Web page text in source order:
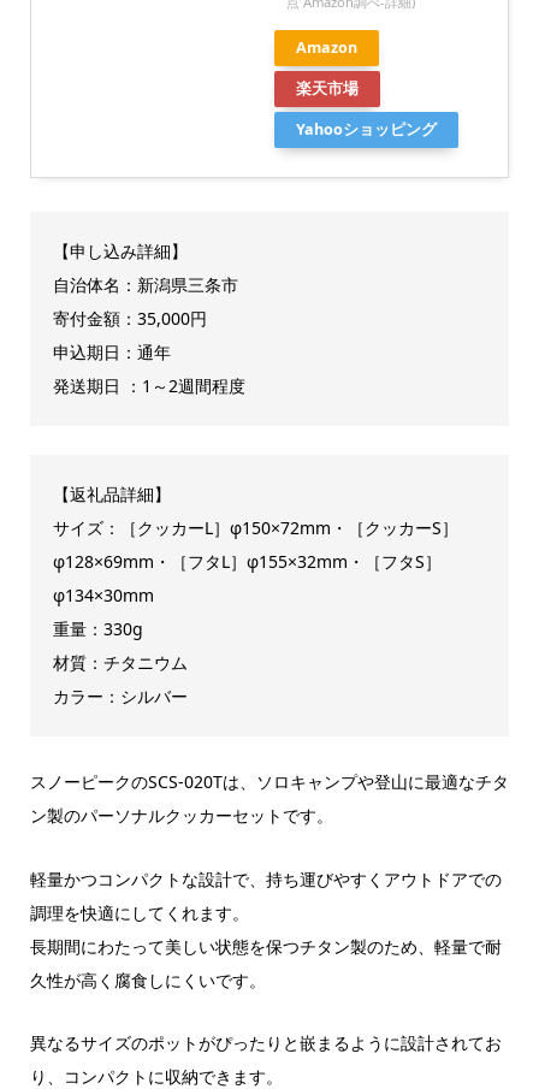
Amazon
楽天市場
Yahooショッピング
【申し込み詳細】
自治体名：新潟県三条市
寄付金額：35,000円
申込期日：通年
発送期日 ：1～2週間程度
【返礼品詳細】
サイズ：［クッカーL］φ150×72mm・［クッカーS］
φ128×69mm・［フタL］φ155×32mm・［フタS］
φ134×30mm
重量：330g
材質：チタニウム
カラー：シルバー
スノーピークのSCS-020Tは、ソロキャンプや登山に最適なチタ
ン製のパーソナルクッカーセットです。
軽量かつコンパクトな設計で、持ち運びやすくアウトドアでの
調理を快適にしてくれます。
長期間にわたって美しい状態を保つチタン製のため、軽量で耐
久性が高く腐食しにくいです。
異なるサイズのポットがぴったりと嵌まるように設計されてお
り、コンパクトに収納できます。